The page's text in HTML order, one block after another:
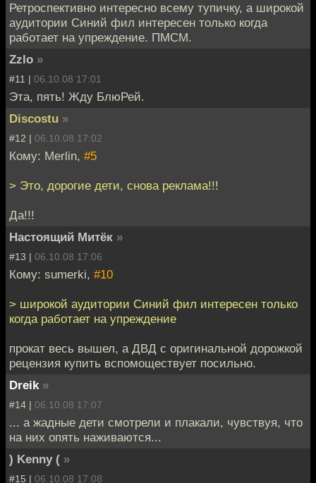
Ретроспективно интересно всему тупичку, а широкой
аудитории Синий фил интересен только когда
работает на упреждение. ПМСМ.
Zzlo »
#11 | 06.10.08 17:01
Эта, пять! Жду БлюРей.
Discostu »
#12 | 06.10.08 17:02
Кому: Merlin, #5
> Это, дорогие дети, снова реклама!!!
Да!!!
Настоящий Митёк »
#13 | 06.10.08 17:06
Кому: sumerki, #10
> широкой аудитории Синий фил интересен только
когда работает на упреждение
прокат весь вышел, а ДВД с оригинальной дорожкой
рецензия купить вспомоществует посильно.
Dreik »
#14 | 06.10.08 17:07
... а жадные дети смотрели и плакали, чувствуя, что
на них опять наживаются...
) Kenny ( »
#15 | 06.10.08 17:08